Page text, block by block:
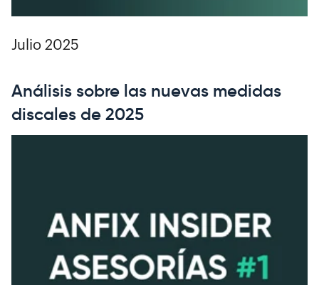
Julio 2025
Análisis sobre las nuevas medidas
discales de 2025